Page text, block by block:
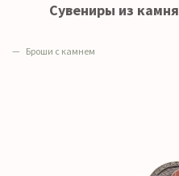
Сувениры из камня
Броши с камнем